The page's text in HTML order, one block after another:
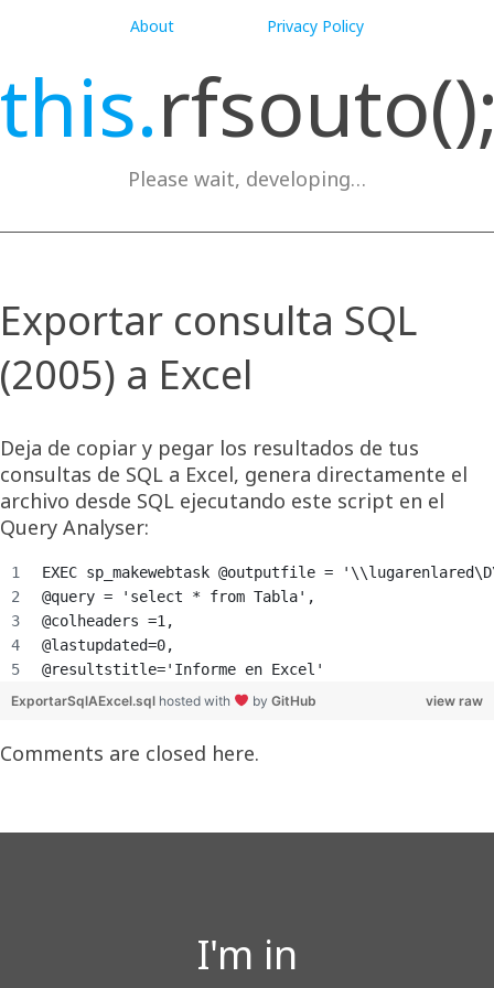
About Privacy Policy
this.
Please wait, developing…
Exportar consulta SQL
(2005) a Excel
Deja de copiar y pegar los resultados de tus
consultas de SQL a Excel, genera directamente el
archivo desde SQL ejecutando este script en el
Query Analyser:
EXEC sp_makewebtask @outputfile =
@query = 'select * from Tabla',
@colheaders =1,
@lastupdated=0,
@resultstitle='Informe en Excel'
view raw
ExportarSqlAExcel.sql hosted with by GitHub
Comments are closed here.
I'm in